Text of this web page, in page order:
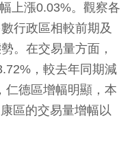
上漲0.03%。觀察各
行政區相較前期及
。在交易量方面，
，較去年同期減
仁德區增幅明顯，本
區的交易量增幅以